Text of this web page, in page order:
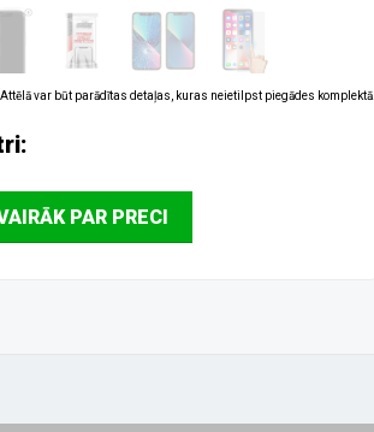
var būt parādītas detaļas, kuras neietilpst piegādes komplektā.
PAR PRECI